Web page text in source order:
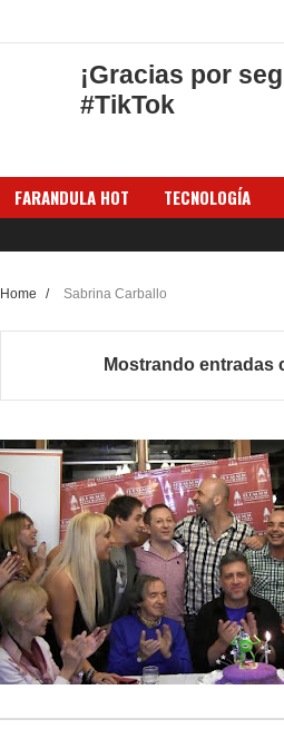
¡Gracias por
#TikTok
FARANDULA HOT TECNOLOGÍA
Home / Sabrina Carballo
Mostrando entradas